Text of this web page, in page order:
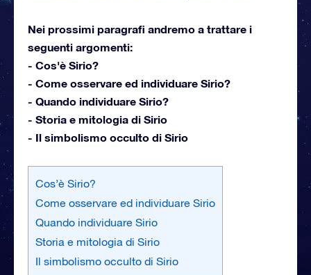
Nei prossimi paragrafi andremo a trattare i
seguenti argomenti:
- Cos'è Sirio?
- Come osservare ed individuare Sirio?
- Quando individuare Sirio?
- Storia e mitologia di Sirio
- Il simbolismo occulto di Sirio
Cos’è Sirio?
Come osservare ed individuare Sirio
Quando individuare Sirio
Storia e mitologia di Sirio
Il simbolismo occulto di Sirio